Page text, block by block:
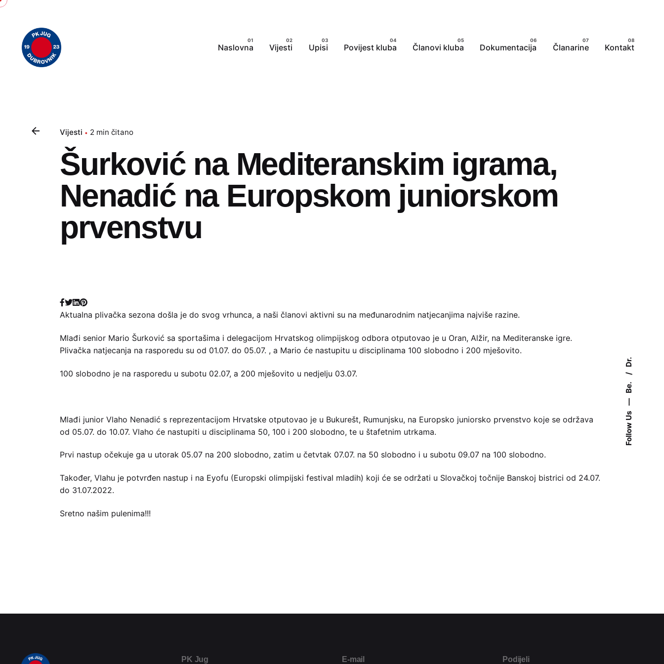
Follow Us
Be.
Dr.
Skip
content
Naslovna
Vijesti Upisi Povijest kluba Članovi kluba Dokumentacija Članarine Kontakt
Vijesti 2 min čitano
Šurković na Mediteranskim igrama,
Nenadić na Europskom juniorskom
prvenstvu
Aktualna plivačka sezona došla je do svog vrhunca, a naši članovi aktivni su na međunarodnim natjecanjima najviše razine.
Mlađi senior Mario Šurković sa sportašima i delegacijom Hrvatskog olimpijskog odbora otputovao je u Oran, Alžir, na Mediteranske igre.
Plivačka natjecanja na rasporedu su od 01.07. do 05.07. , a Mario će nastupitu u disciplinama 100 slobodno i 200 mješovito.
100 slobodno je na rasporedu u subotu 02.07, a 200 mješovito u nedjelju 03.07.
Mlađi junior Vlaho Nenadić s reprezentacijom Hrvatske otputovao je u Bukurešt, Rumunjsku, na Europsko juniorsko prvenstvo koje se održava
od 05.07. do 10.07. Vlaho će nastupiti u disciplinama 50, 100 i 200 slobodno, te u štafetnim utrkama.
Prvi nastup očekuje ga u utorak 05.07 na 200 slobodno, zatim u četvtak 07.07. na 50 slobodno i u subotu 09.07 na 100 slobodno.
Također, Vlahu je potvrđen nastup i na Eyofu (Europski olimpijski festival mladih) koji će se održati u Slovačkoj točnije Banskoj bistrici od 24.07.
do 31.07.2022.
Sretno našim pulenima!!!
PK Jug E-mail Podijeli